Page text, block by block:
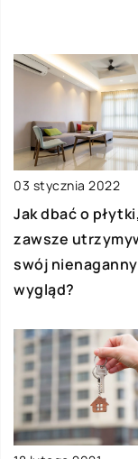
03 stycznia 2022
Jak dbać o
zawsze
swój nienaganny
wygląd?